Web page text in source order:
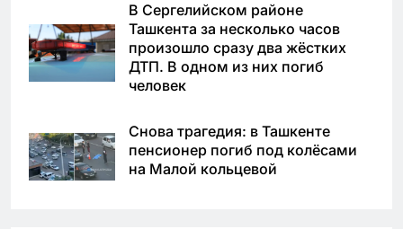
В Сергелийском районе
Ташкента за несколько часов
произошло сразу два жёстких
ДТП. В одном из них погиб
человек
Снова трагедия: в Ташкенте
пенсионер погиб под колёсами
на Малой кольцевой